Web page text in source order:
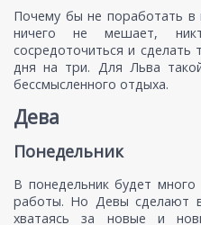
Почему бы не поработать в
ничего не мешает,
сосредоточиться и сделать
дня на три. Для Льва
бессмысленного отдыха.
Дева
Понедельник
В понедельник будет
работы. Но Девы сделают
хватаясь за новые и